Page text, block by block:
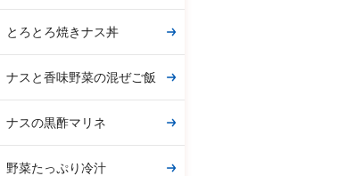
とろとろ焼きナス丼
ナスと香味野菜の混ぜご飯
ナスの黒酢マリネ
野菜たっぷり冷汁